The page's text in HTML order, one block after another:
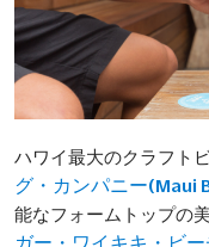
ハワイ最大のクラフト
グ・カンパニー(Maui
能なフォームトップの
ガー・ワイキキ・ビ